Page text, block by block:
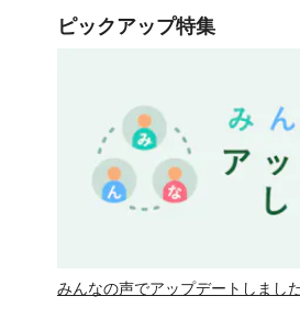
ピックアップ特集
みんなの声でアップデートしまし